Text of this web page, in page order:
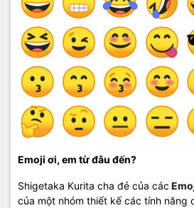
Emoji ơi, em từ đâu đến?
Shigetaka Kurita cha đẻ của các
của một nhóm thiết kế các tính năng